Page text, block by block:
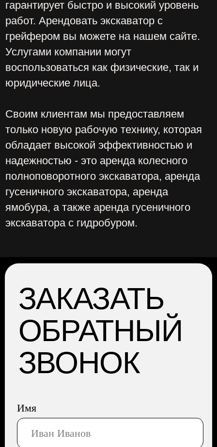
АРЕНДА
УСЛУГИ
НАШ БЛОГ
О НАС
ОТЗЫВЫ
КОНТАКТЫ
W.I.N.S.T.R.O.Y@ya.ru
+7 926 214-98-21
Есть вопросы?